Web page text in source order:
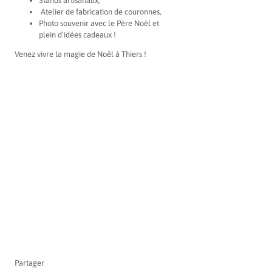
Atelier de fabrication de couronnes,
Photo souvenir avec le Père Noël et
plein d’idées cadeaux !
Venez vivre la magie de Noël à Thiers !
Partager